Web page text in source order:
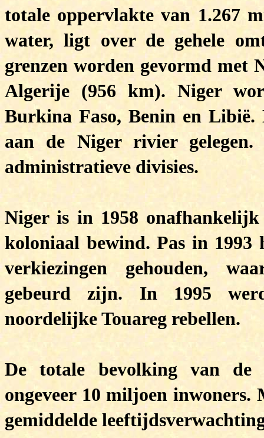
totale oppervlakte van 1.267
water, ligt over de gehele
grenzen worden gevormd met
Algerije (956 km). Niger
Burkina Faso, Benin en Libië.
aan de Niger rivier
administratieve divisies.
Niger is in 1958
koloniaal bewind. Pas in
verkiezingen gehouden,
gebeurd zijn. In 1995
noordelijke Touareg rebellen.
De totale bevolking van de
ongeveer 10 miljoen
gemiddelde